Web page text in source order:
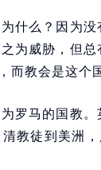
什么？因为
为威胁，但
而教会是这个
罗马的国教
教徒到美洲